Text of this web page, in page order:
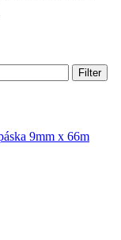
Filter
9mm x 66m